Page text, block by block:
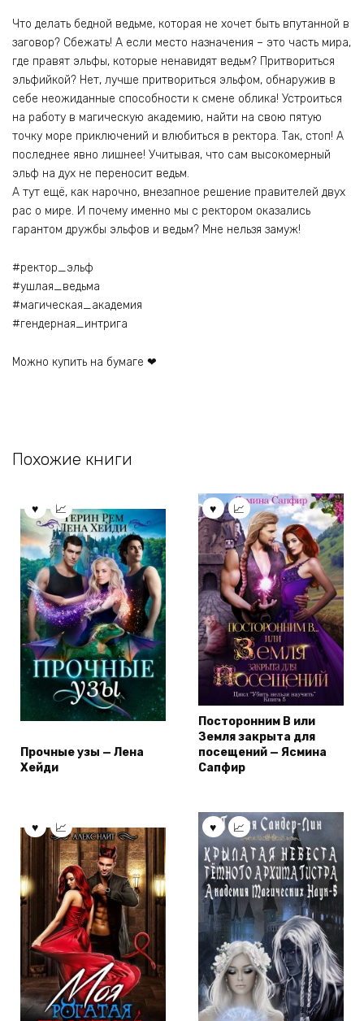
Что делать бедной ведьме, которая не хочет быть впутанной в
заговор? Сбежать! А если место назначения – это часть мира,
где правят эльфы, которые ненавидят ведьм? Притвориться
эльфийкой? Нет, лучше притвориться эльфом, обнаружив в
себе неожиданные способности к смене облика! Устроиться
на работу в магическую академию, найти на свою пятую
точку море приключений и влюбиться в ректора. Так, стоп! А
последнее явно лишнее! Учитывая, что сам высокомерный
эльф на дух не переносит ведьм.
А тут ещё, как нарочно, внезапное решение правителей двух
рас о мире. И почему именно мы с ректором оказались
гарантом дружбы эльфов и ведьм? Мне нельзя замуж!
#ректор_эльф
#ушлая_ведьма
#магическая_академия
#гендерная_интрига
Можно купить на бумаге ❤
Похожие книги
Прочные узы — Лена
Хейди
Посторонним В или
Земля закрыта для
посещений — Ясмина
Сапфир